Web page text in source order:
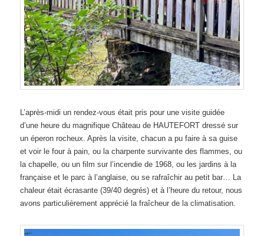
L’après-midi un rendez-vous était pris pour une visite guidée
d’une heure du magnifique Château de HAUTEFORT dressé sur
un éperon rocheux. Après la visite, chacun a pu faire à sa guise
et voir le four à pain, ou la charpente survivante des flammes, ou
la chapelle, ou un film sur l’incendie de 1968, ou les jardins à la
française et le parc à l’anglaise, ou se rafraîchir au petit bar… La
chaleur était écrasante (39/40 degrés) et à l’heure du retour, nous
avons particulièrement apprécié la fraîcheur de la climatisation.